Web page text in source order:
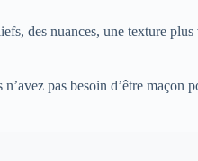
des nuances, une texture
pas besoin d’être maçon